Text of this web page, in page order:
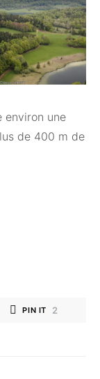
environ une
de 400 m de
PIN IT 2